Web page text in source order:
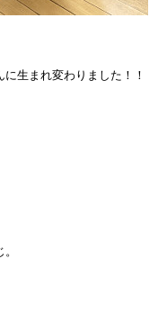
生まれ変わりました！！